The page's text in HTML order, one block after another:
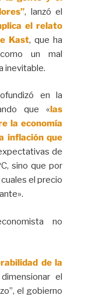
, lanzó el
el relato
Kast, que ha
un mal
inevitable.
en la
que «las
la economía
inflación que
de
sino que por
el precio
no
de la
el
el gobierno